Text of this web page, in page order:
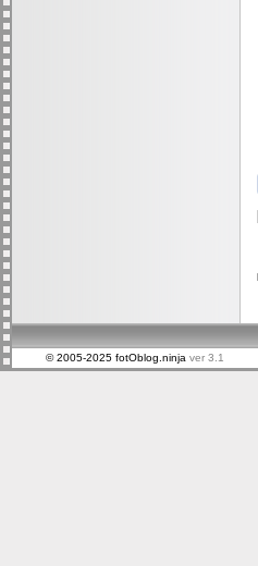
© 2005-2025 fotOblog.ninja ver 3.1